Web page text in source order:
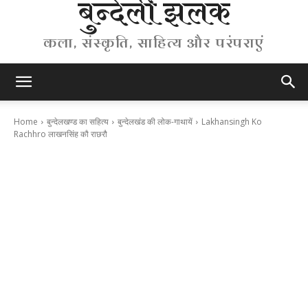
बुन्देली झलक
कला, संस्कृति, साहित्य और परंपराएं
Home बुन्देलखण्ड का सहित्य बुन्देलखंड की लोक-गाथायें
Lakhansingh Ko
Rachhro लाखनसिंह कौ राछरौ